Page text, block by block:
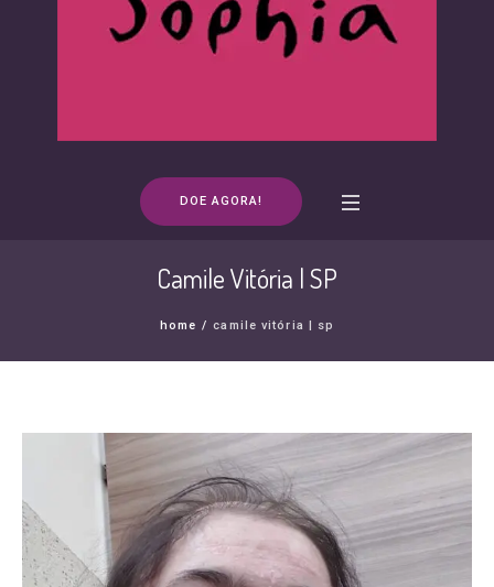
DOE AGORA!
Camile Vitória | SP
home / camile vitória | sp